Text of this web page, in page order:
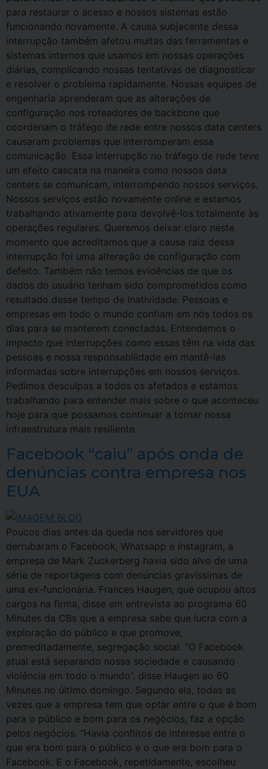
para restaurar o acesso e nossos sistemas estão
funcionando novamente. A causa subjacente dessa
interrupção também afetou muitas das ferramentas e
sistemas internos que usamos em nossas operações
diárias, complicando nossas tentativas de diagnosticar
e resolver o problema rapidamente. Nossas equipes de
engenharia aprenderam que as alterações de
configuração nos roteadores de backbone que
coordenam o tráfego de rede entre nossos data centers
causaram problemas que interromperam essa
comunicação. Essa interrupção no tráfego de rede teve
um efeito cascata na maneira como nossos data
centers se comunicam, interrompendo nossos serviços.
Nossos serviços estão novamente online e estamos
trabalhando ativamente para devolvê-los totalmente às
operações regulares. Queremos deixar claro neste
momento que acreditamos que a causa raiz dessa
interrupção foi uma alteração de configuração com
defeito. Também não temos evidências de que os
dados do usuário tenham sido comprometidos como
resultado desse tempo de inatividade. Pessoas e
empresas em todo o mundo confiam em nós todos os
dias para se manterem conectadas. Entendemos o
impacto que interrupções como essas têm na vida das
pessoas e nossa responsabilidade em mantê-las
informadas sobre interrupções em nossos serviços.
Pedimos desculpas a todos os afetados e estamos
trabalhando para entender mais sobre o que aconteceu
hoje para que possamos continuar a tornar nossa
infraestrutura mais resiliente.
Facebook “caiu” após onda de
denúncias contra empresa nos
EUA
Poucos dias antes da queda nos servidores que
derrubaram o Facebook, Whatsapp e Instagram, a
empresa de Mark Zuckerberg havia sido alvo de uma
série de reportagens com denúncias gravíssimas de
uma ex-funcionária. Frances Haugen, que ocupou altos
cargos na firma, disse em entrevista ao programa 60
Minutes da CBs que a empresa sabe que lucra com a
exploração do público e que promove,
premeditadamente, segregação social. “O Facebook
atual está separando nossa sociedade e causando
violência em todo o mundo”, disse Haugen ao 60
Minutes no último domingo. Segundo ela, todas as
vezes que a empresa tem que optar entre o que é bom
para o público e bom para os negócios, faz a opção
pelos negócios. “Havia conflitos de interesse entre o
que era bom para o público e o que era bom para o
Facebook. E o Facebook, repetidamente, escolheu